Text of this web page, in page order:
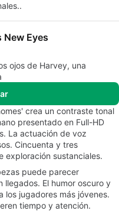
New Eyes
ojos de Harvey, una
crea un contraste tonal
presentado en Full-HD
La actuación de voz
Cincuenta y tres
exploración sustanciales.
puede parecer
llegados. El humor oscuro y
los jugadores más jóvenes.
tiempo y atención.